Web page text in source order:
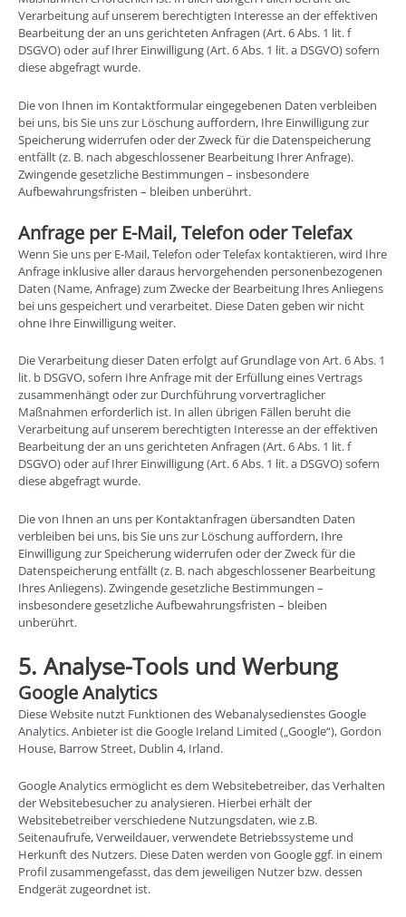
Verarbeitung auf unserem berechtigten Interesse an der effektiven
Bearbeitung der an uns gerichteten Anfragen (Art. 6 Abs. 1 lit. f
DSGVO) oder auf Ihrer Einwilligung (Art. 6 Abs. 1 lit. a DSGVO) sofern
diese abgefragt wurde.
Die von Ihnen im Kontaktformular eingegebenen Daten verbleiben
bei uns, bis Sie uns zur Löschung auffordern, Ihre Einwilligung zur
Speicherung widerrufen oder der Zweck für die Datenspeicherung
entfällt (z. B. nach abgeschlossener Bearbeitung Ihrer Anfrage).
Zwingende gesetzliche Bestimmungen – insbesondere
Aufbewahrungsfristen – bleiben unberührt.
Anfrage per E-Mail, Telefon oder Telefax
Wenn Sie uns per E-Mail, Telefon oder Telefax kontaktieren, wird Ihre
Anfrage inklusive aller daraus hervorgehenden personenbezogenen
Daten (Name, Anfrage) zum Zwecke der Bearbeitung Ihres Anliegens
bei uns gespeichert und verarbeitet. Diese Daten geben wir nicht
ohne Ihre Einwilligung weiter.
Die Verarbeitung dieser Daten erfolgt auf Grundlage von Art. 6 Abs. 1
lit. b DSGVO, sofern Ihre Anfrage mit der Erfüllung eines Vertrags
zusammenhängt oder zur Durchführung vorvertraglicher
Maßnahmen erforderlich ist. In allen übrigen Fällen beruht die
Verarbeitung auf unserem berechtigten Interesse an der effektiven
Bearbeitung der an uns gerichteten Anfragen (Art. 6 Abs. 1 lit. f
DSGVO) oder auf Ihrer Einwilligung (Art. 6 Abs. 1 lit. a DSGVO) sofern
diese abgefragt wurde.
Die von Ihnen an uns per Kontaktanfragen übersandten Daten
verbleiben bei uns, bis Sie uns zur Löschung auffordern, Ihre
Einwilligung zur Speicherung widerrufen oder der Zweck für die
Datenspeicherung entfällt (z. B. nach abgeschlossener Bearbeitung
Ihres Anliegens). Zwingende gesetzliche Bestimmungen –
insbesondere gesetzliche Aufbewahrungsfristen – bleiben
unberührt.
5. Analyse-Tools und Werbung
Google Analytics
Diese Website nutzt Funktionen des Webanalysedienstes Google
Analytics. Anbieter ist die Google Ireland Limited („Google“), Gordon
House, Barrow Street, Dublin 4, Irland.
Google Analytics ermöglicht es dem Websitebetreiber, das Verhalten
der Websitebesucher zu analysieren. Hierbei erhält der
Websitebetreiber verschiedene Nutzungsdaten, wie z.B.
Seitenaufrufe, Verweildauer, verwendete Betriebssysteme und
Herkunft des Nutzers. Diese Daten werden von Google ggf. in einem
Profil zusammengefasst, das dem jeweiligen Nutzer bzw. dessen
Endgerät zugeordnet ist.